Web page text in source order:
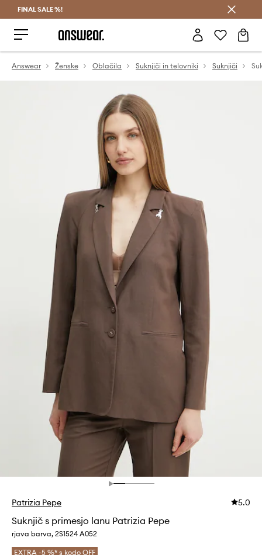
FINAL SALE %!
Answear Ženske Oblačila Suknjiči in telovniki Suknjiči
Patrizia Pepe 5.0
Suknjič s primesjo lanu Patrizia Pepe
rjava barva, 2S1524 A052
EXTRA -5 %* s kodo OFF